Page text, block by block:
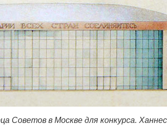
Советов в Москве для конкурса.